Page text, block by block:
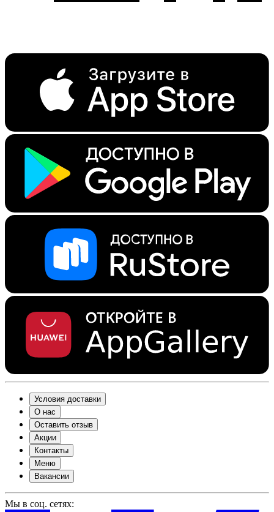
Условия доставки
О нас
Оставить отзыв
Акции
Контакты
Меню
Вакансии
Мы в соц. сетях: